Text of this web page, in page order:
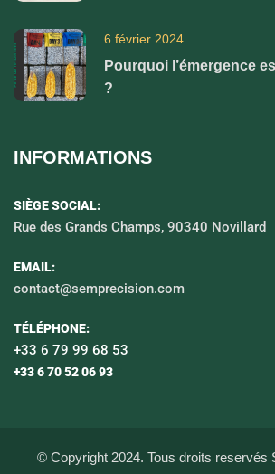
6 février 2024
Pourquoi l’émergence
?
INFORMATIONS
SIÈGE SOCIAL:
Rue des Grands Champs, 90340 Novillard
EMAIL:
contact@semprecision.com
TÉLÉPHONE:
+33 6 79 99 68 53
+33 6 70 52 06 93
© Copyright 2024. Tous droits reservés